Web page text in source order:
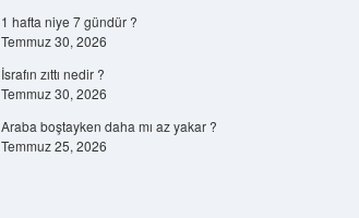
1 hafta niye 7 gündür ?
Temmuz 30, 2026
İsrafın zıttı nedir ?
Temmuz 30, 2026
Araba boştayken daha mı az yakar ?
Temmuz 25, 2026